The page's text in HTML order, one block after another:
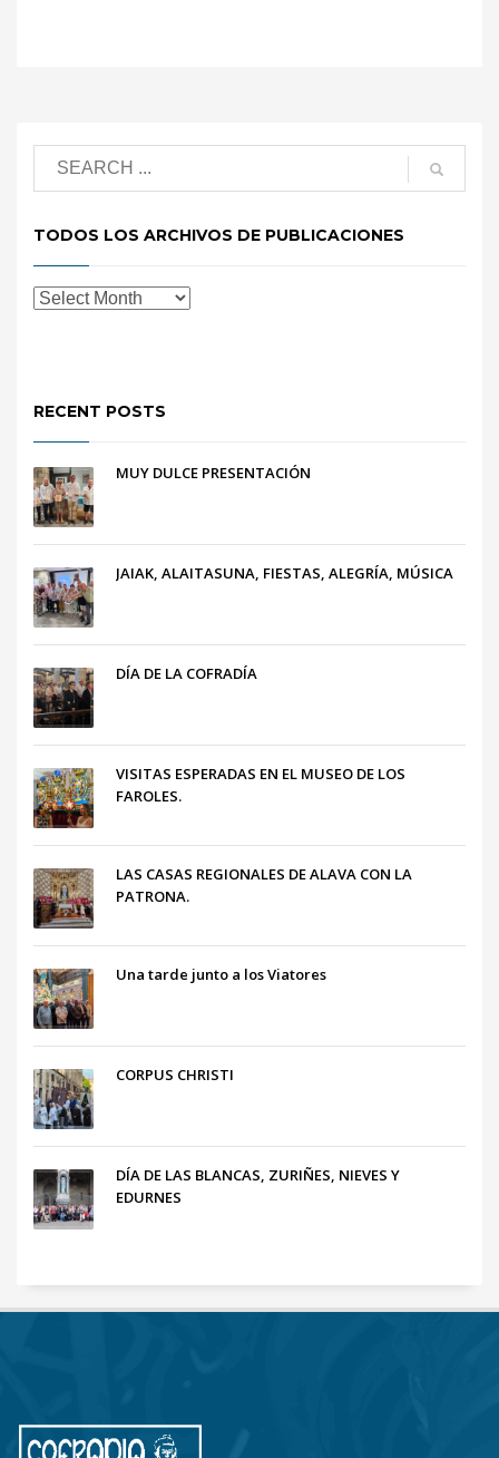
TODOS LOS ARCHIVOS DE PUBLICACIONES
RECENT POSTS
MUY DULCE PRESENTACIÓN
JAIAK, ALAITASUNA, FIESTAS, ALEGRÍA, MÚSICA
DÍA DE LA COFRADÍA
VISITAS ESPERADAS EN EL MUSEO DE LOS
FAROLES.
LAS CASAS REGIONALES DE ALAVA CON LA
PATRONA.
Una tarde junto a los Viatores
CORPUS CHRISTI
DÍA DE LAS BLANCAS, ZURIÑES, NIEVES Y
EDURNES